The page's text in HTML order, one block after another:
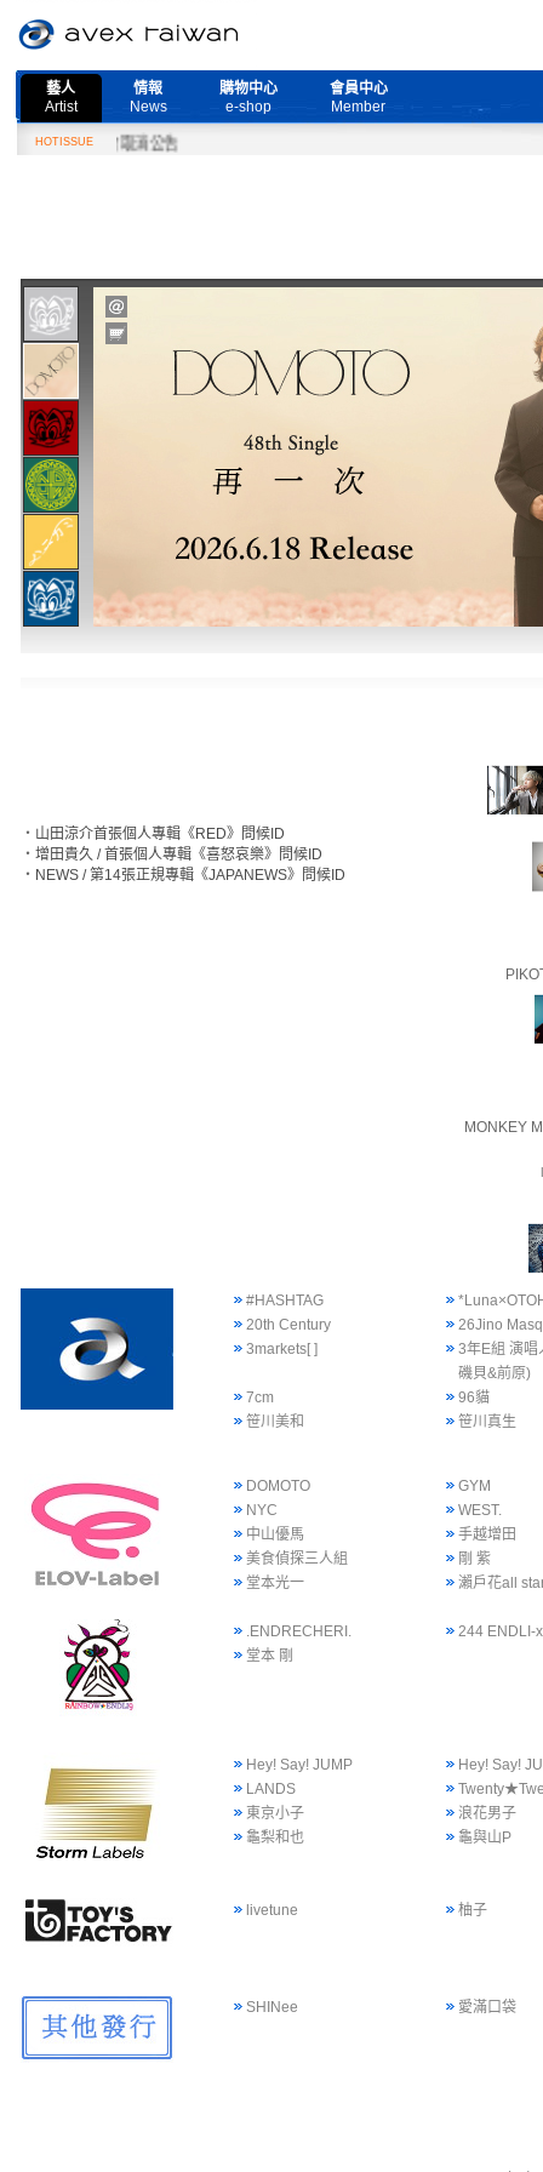
藝人
Artist
情報
News
購物中心
e-shop
會員中心
Member
HOTISSUE
唱會取消公告
‧ 山田涼介首張個人專輯《RED》問候ID
‧ 增田貴久 / 首張個人專輯《喜怒哀樂》問候ID
‧ NEWS / 第14張正規專輯《JAPANEWS》問候ID
MONKEY
#HASHTAG
20th Century
26Jino
3markets[ ]
3年E組 演唱
磯貝&前原)
7cm
96貓
笹川美和
笹川真生
DOMOTO
GYM
NYC
WEST.
中山優馬
手越增田
美食偵探三人組
剛 紫
堂本光一
瀨戶花all
.ENDRECHERI.
244 ENDLI-x
堂本 剛
Hey! Say! JUMP
Hey! Say!
LANDS
東京小子
浪花男子
龜梨和也
龜與山P
livetune 柚子
SHINee 愛滿口袋